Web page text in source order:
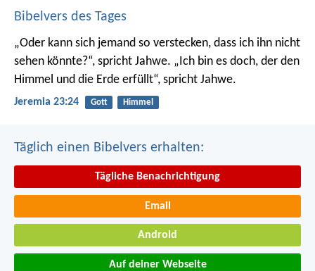
Bibelvers des Tages
„Oder kann sich jemand so verstecken, dass ich ihn nicht
sehen könnte?“, spricht Jahwe. „Ich bin es doch, der den
Himmel und die Erde erfüllt“, spricht Jahwe.
Jeremia 23:24 Gott Himmel
Täglich einen Bibelvers erhalten:
Tägliche Benachrichtigung
Email
Android
Auf deiner Webseite